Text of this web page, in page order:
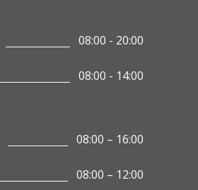
08:00 - 20:00
08:00 - 14:00
08:00 – 16:00
08:00 – 12:00